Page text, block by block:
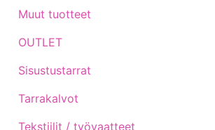
Muut tuotteet
OUTLET
Sisustustarrat
Tarrakalvot
Tekstiilit / työvaatteet